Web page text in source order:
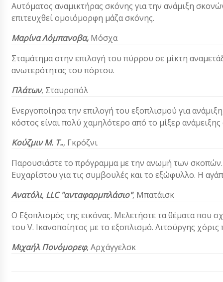
Αυτόματος αναμικτήρας σκόνης για την ανάμιξη
επιτευχθεί ομοιόμορφη μάζα σκόνης.
Μαρίνα Λόμπανοβα, Μόσχα
Σταμάτημα στην επιλογή του πύρρου σε μίκτη
ανωτερότητας του πόρτου.
Πλάτων, Σταυροπόλ
Ενεργοποίησα την επιλογή του εξοπλισμού για
κόστος είναι πολύ χαμηλότερο από το μίξερ
Κούζμιν Μ. Τ.., Γκρόζνι
Παρουσιάστε το πρόγραμμα με την ανωμή των
Ευχαρίστου για τις συμβουλές και το εξώφυλλο. Η
Ανατόλι, LLC "ανταφαρμπλάσιο", Μπατάισκ
Ο Εξοπλισμός της εικόνας. Μελετήστε τα θέματα που
του V. Ικανοποίητος με το εξοπλισμό. Λιτούργης
Μιχαήλ Πονόμορεφ, Αρχάγγελσκ